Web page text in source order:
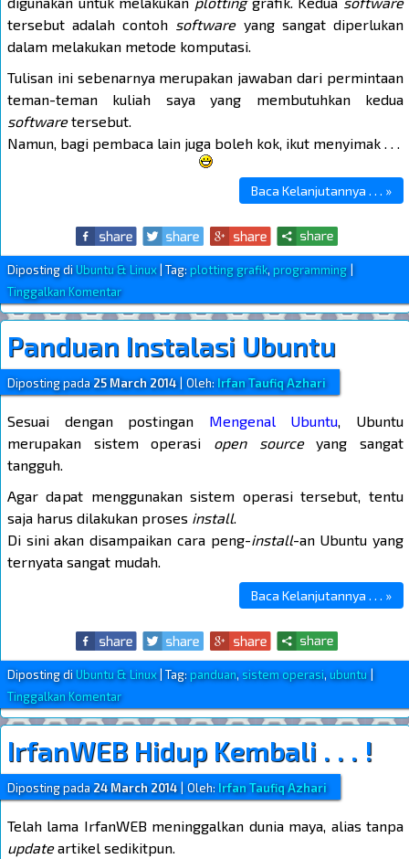
tersebut adalah contoh softwareyang sangat diperlukan
dalam melakukan metode komputasi.
Tulisan ini sebenarnya merupakan jawaban dari permintaan
teman-teman kuliah saya yang membutuhkan kedua
softwaretersebut.
Namun, bagi pembaca lain juga boleh kok, ikut menyimak . . .
Baca Kelanjutannya . . . »
Diposting diUbuntu & Linux Tag:plotting grafik,programming
Tinggalkan Komentar
Panduan Instalasi Ubuntu
Diposting pada25 March 2014 Oleh:Irfan Taufiq Azhari
Sesuai dengan postingan Mengenal Ubuntu, Ubuntu
merupakan sistem operasi open sourceyang sangat
tangguh.
Agar dapat menggunakan sistem operasi tersebut, tentu
saja harus dilakukan proses install.
Di sini akan disampaikan cara peng-install-an Ubuntu yang
ternyata sangat mudah.
Baca Kelanjutannya . . . »
Diposting diUbuntu & Linux Tag:panduan,sistem operasi,ubuntu
Tinggalkan Komentar
IrfanWEB Hidup Kembali . . . !
Diposting pada24 March 2014 Oleh:Irfan Taufiq Azhari
Telah lama IrfanWEB meninggalkan dunia maya, alias tanpa
updateartikel sedikitpun.